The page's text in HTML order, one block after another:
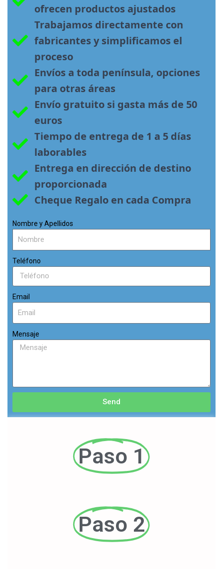
ofrecen productos ajustados
Trabajamos directamente con
fabricantes y simplificamos el
proceso
Envíos a toda península, opciones
para otras áreas
Envío gratuito si gasta más de 50
euros
Tiempo de entrega de 1 a 5 días
laborables
Entrega en dirección de destino
proporcionada
Cheque Regalo en cada Compra
Nombre y Apellidos
Teléfono
Email
Mensaje
Send
Paso 1
Paso 2